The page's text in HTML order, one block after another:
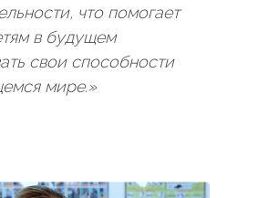
что помогает
в будущем
свои способности
мире.»